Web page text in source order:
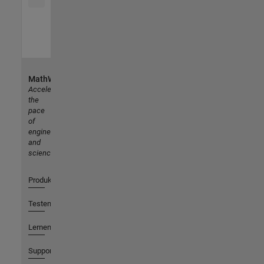
MathWorks
Accelerating
the
pace
of
engineering
and
science
Produkte
Testen oder Kaufen
Lernen
Support